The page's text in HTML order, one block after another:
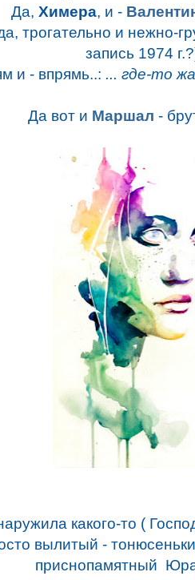
Да,Химера, и -
трогательно и нежно-
запись 1974
и - впрямь..: ... где-то
Да вот и Маршал -
какого-то (
вылитый -
приснопамятный